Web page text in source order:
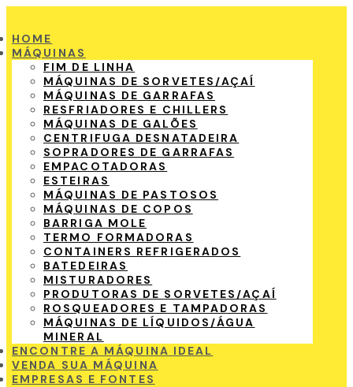
HOME
MÁQUINAS
FIM DE LINHA
MÁQUINAS DE SORVETES/AÇAÍ
MÁQUINAS DE GARRAFAS
RESFRIADORES E CHILLERS
MÁQUINAS DE GALÕES
CENTRIFUGA DESNATADEIRA
SOPRADORES DE GARRAFAS
EMPACOTADORAS
ESTEIRAS
MÁQUINAS DE PASTOSOS
MÁQUINAS DE COPOS
BARRIGA MOLE
TERMO FORMADORAS
CONTAINERS REFRIGERADOS
BATEDEIRAS
MISTURADORES
PRODUTORAS DE SORVETES/AÇAÍ
ROSQUEADORES E TAMPADORAS
MÁQUINAS DE LÍQUIDOS/ÁGUA
MINERAL
ENCONTRE A MÁQUINA IDEAL
VENDA SUA MÁQUINA
EMPRESAS E FONTES